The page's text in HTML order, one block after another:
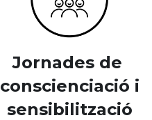
Jornades de
conscienciació i
sensibilització